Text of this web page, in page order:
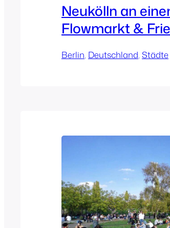
Neukölln an
Flowmarkt &
Berlin, Deutschland, Städte